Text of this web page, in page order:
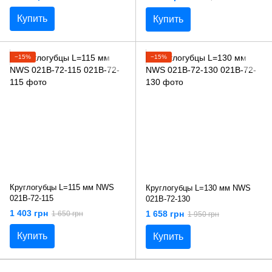
Купить Купить
−15%
Круглогубцы L=115 мм NWS
021B-72-115
1 403 грн 1 650 грн
Купить
−15%
Круглогубцы L=130 мм NWS
021B-72-130
1 658 грн 1 950 грн
Купить